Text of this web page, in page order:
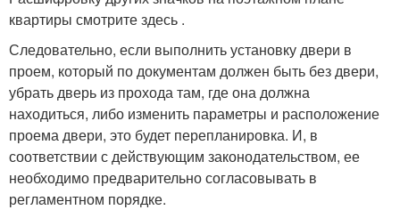
квартиры смотрите здесь .
Следовательно, если выполнить установку двери в
проем, который по документам должен быть без двери,
убрать дверь из прохода там, где она должна
находиться, либо изменить параметры и расположение
проема двери, это будет перепланировка. И, в
соответствии с действующим законодательством, ее
необходимо предварительно согласовывать в
регламентном порядке.